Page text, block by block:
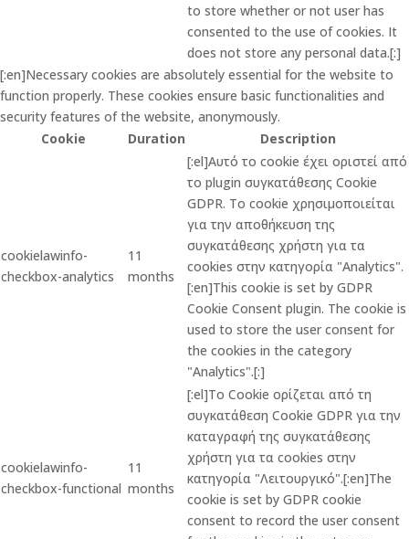
to store whether or not user has
consented to the use of cookies. It
does not store any personal data.[:]
[:en]Necessary cookies are absolutely essential for the website to
function properly. These cookies ensure basic functionalities and
security features of the website, anonymously.
Cookie
Duration Description
cookielawinfo-
checkbox-analytics
11
months
[:el]Αυτό το cookie έχει οριστεί από
το plugin συγκατάθεσης Cookie
GDPR. Το cookie χρησιμοποιείται
για την αποθήκευση της
συγκατάθεσης χρήστη για τα
cookies στην κατηγορία "Analytics".
[:en]This cookie is set by GDPR
Cookie Consent plugin. The cookie is
used to store the user consent for
the cookies in the category
"Analytics".[:]
cookielawinfo-
checkbox-functional
11
months
[:el]Το Cookie ορίζεται από τη
συγκατάθεση Cookie GDPR για την
καταγραφή της συγκατάθεσης
χρήστη για τα cookies στην
κατηγορία "Λειτουργικό".[:en]The
cookie is set by GDPR cookie
consent to record the user consent